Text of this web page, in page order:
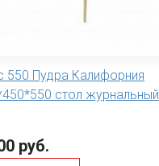
550 Пудра Калифорния
стол журнальный
руб.